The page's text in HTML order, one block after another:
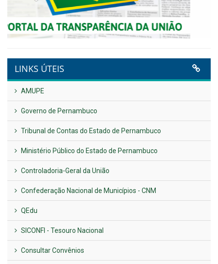
Plano Diretor – 2026
Publicado em: 14 de maio de 2026
VER TODAS NOTÍCIAS
UTILIDADE PÚBLICA
Previous
LINKS ÚTEIS
AMUPE